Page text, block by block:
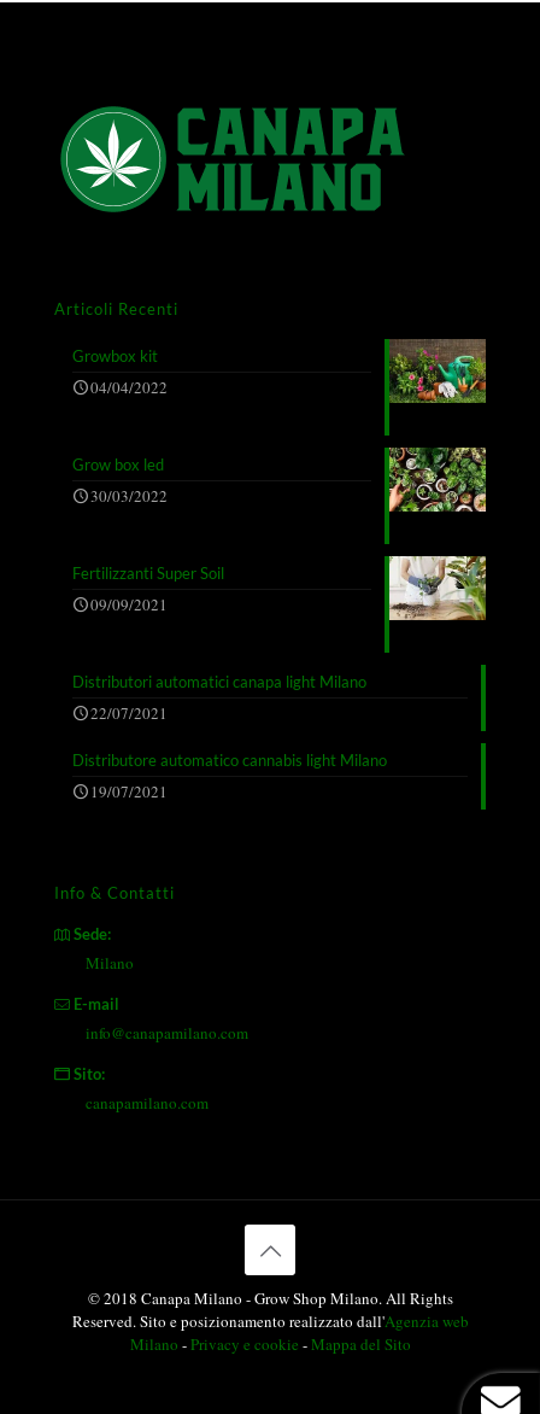
Articoli Recenti
Growbox kit
04/04/2022
Grow box led
30/03/2022
Fertilizzanti Super Soil
09/09/2021
Distributori automatici canapa light Milano
22/07/2021
Distributore automatico cannabis light Milano
19/07/2021
Info & Contatti
Sede:
Milano
E-mail
info@canapamilano.com
Sito:
canapamilano.com
© 2018 Canapa Milano - Grow Shop Milano. All Rights
Reserved. Sito e posizionamento realizzato dall'Agenzia web
Milano -Privacy e cookie -Mappa del Sito